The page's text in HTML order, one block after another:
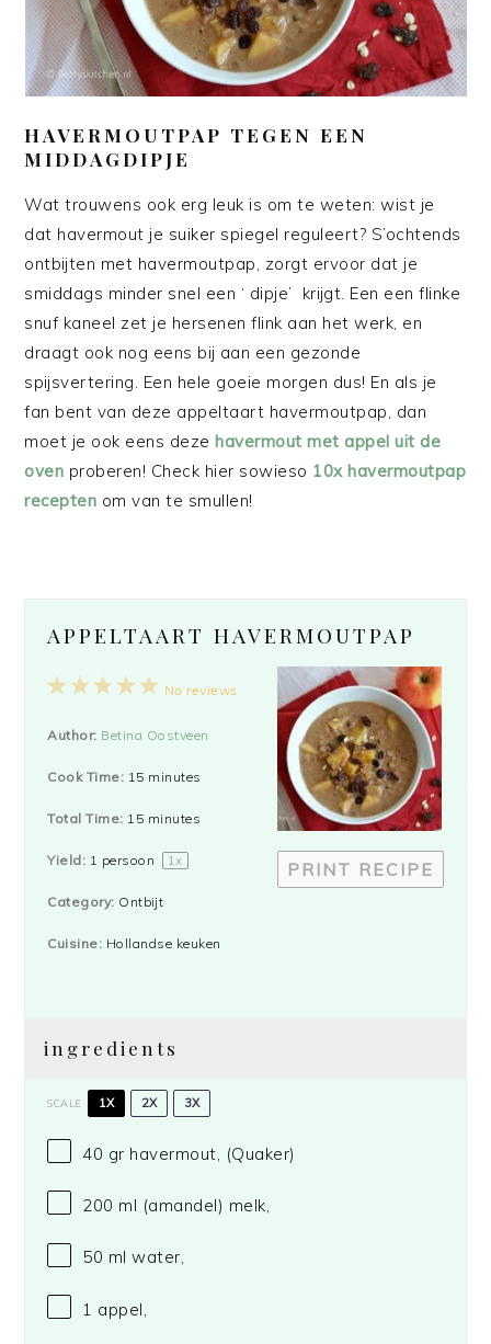
HAVERMOUTPAP TEGEN EEN
MIDDAGDIPJE
Wat trouwens ook erg leuk is om te weten: wist je
dat havermout je suiker spiegel reguleert? S’ochtends
ontbijten met havermoutpap, zorgt ervoor dat je
smiddags minder snel een ‘ dipje’ krijgt. Een een flinke
snuf kaneel zet je hersenen flink aan het werk, en
draagt ook nog eens bij aan een gezonde
spijsvertering. Een hele goeie morgen dus! En als je
fan bent van deze appeltaart havermoutpap, dan
moet je ook eens dezehavermout met appel uit de
oven proberen! Check hier sowieso 10x havermoutpap
recepten om van te smullen!
APPELTAART HAVERMOUTPAP
PRINT RECIPE
5
4
3
2
1
No reviews
Author: Betina Oostveen
Cook Time: 15 minutes
Total Time: 15 minutes
Yield: 1 persoon 1x
Category: Ontbijt
Cuisine: Hollandse keuken
ingredients
SCALE 1X 2X 3X
40 gr havermout, (Quaker)
200 ml (amandel) melk,
50 ml water,
1 appel,